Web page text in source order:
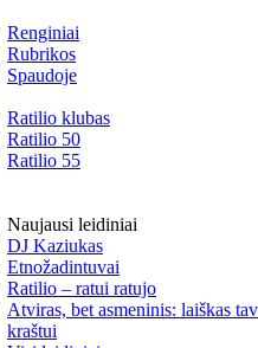
Renginiai
Rubrikos
Spaudoje
Ratilio klubas
Ratilio 50
Ratilio 55
Naujausi leidiniai
DJ Kaziukas
Etnožadintuvai
Ratilio – ratui ratujo
Atviras, bet asmeninis: laiškas
kraštui